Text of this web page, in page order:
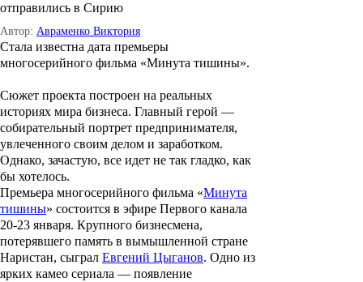
отправились в Сирию
Автор: Авраменко Виктория
Стала известна дата премьеры
многосерийного фильма «Минута тишины».
Сюжет проекта построен на реальных
историях мира бизнеса. Главный герой —
собирательный портрет предпринимателя,
увлеченного своим делом и заработком.
Однако, зачастую, все идет не так гладко, как
бы хотелось.
Премьера многосерийного фильма «Минута
тишины» состоится в эфире Первого канала
20-23 января. Крупного бизнесмена,
потерявшего память в вымышленной стране
Наристан, сыграл Евгений Цыганов. Одно из
ярких камео сериала — появление